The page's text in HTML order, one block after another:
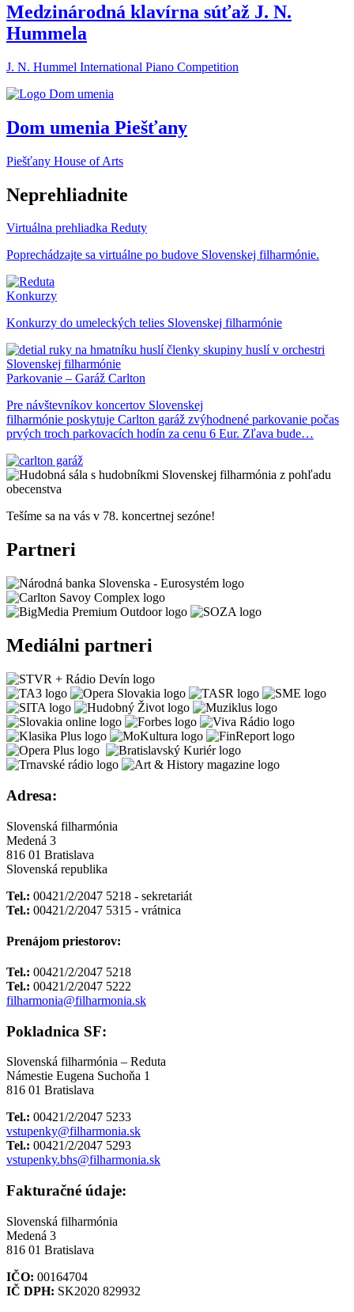
Medzinárodná klavírna súťaž J. N.
Hummela
J. N. Hummel International Piano Competition
Dom umenia Piešťany
Piešťany House of Arts
Neprehliadnite
Virtuálna prehliadka Reduty
Poprechádzajte sa virtuálne po budove Slovenskej filharmónie.
Konkurzy
Konkurzy do umeleckých telies Slovenskej filharmónie
Parkovanie – Garáž Carlton
Pre návštevníkov koncertov Slovenskej
filharmónie poskytuje Carlton garáž zvýhodnené parkovanie počas
prvých troch parkovacích hodín za cenu 6 Eur. Zľava bude…
Tešíme sa na vás v 78. koncertnej sezóne!
Partneri
Mediálni partneri
Adresa:
Slovenská filharmónia
Medená 3
816 01 Bratislava
Slovenská republika
Tel.: 00421/2/2047 5218 - sekretariát
Tel.: 00421/2/2047 5315 - vrátnica
Prenájom priestorov:
Tel.: 00421/2/2047 5218
Tel.: 00421/2/2047 5222
filharmonia@filharmonia.sk
Pokladnica SF:
Slovenská filharmónia – Reduta
Námestie Eugena Suchoňa 1
816 01 Bratislava
Tel.: 00421/2/2047 5233
vstupenky@filharmonia.sk
Tel.: 00421/2/2047 5293
vstupenky.bhs@filharmonia.sk
Fakturačné údaje:
Slovenská filharmónia
Medená 3
816 01 Bratislava
IČO: 00164704
IČ DPH: SK2020 829932